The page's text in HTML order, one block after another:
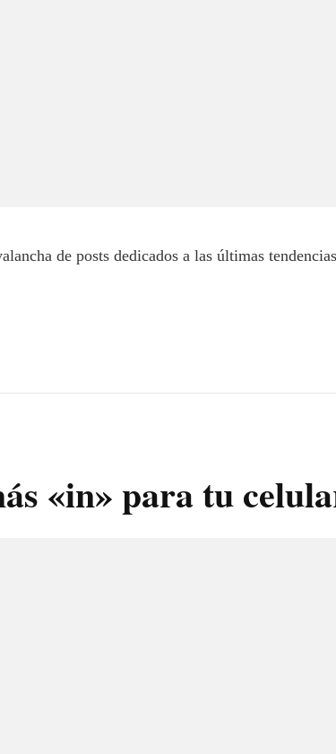
de posts dedicados a las últimas
«in» para tu